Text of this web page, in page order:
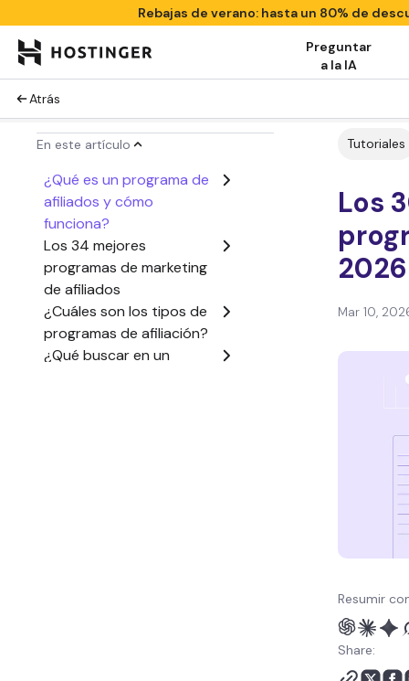
Rebajas de verano: hasta un 80% de
Preguntar
a la IA
Atrás
En este artículo
¿Qué es un programa de
afiliados y cómo
funciona?
Los 34 mejores
programas de marketing
de afiliados
¿Cuáles son los tipos de
programas de afiliación?
¿Qué buscar en un
Tutoriales
Los
2026
Mar 10,
Resumir
Share: